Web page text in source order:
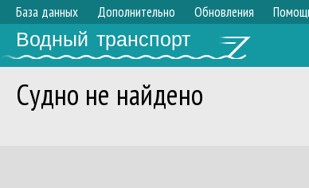
База данных Дополнительно Обновления
Водный транспорт
Судно не найдено